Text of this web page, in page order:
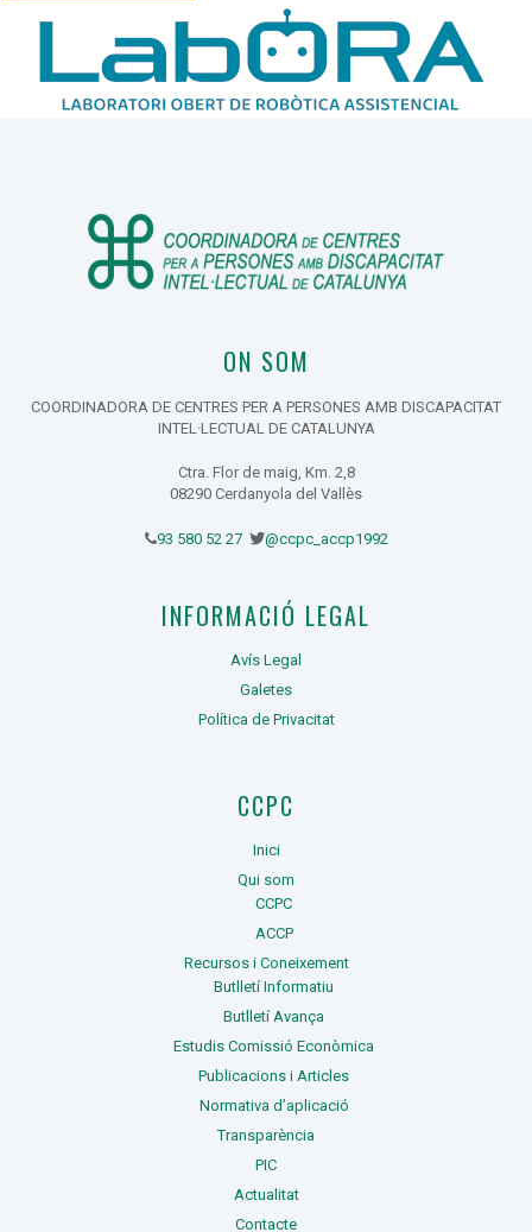
ON SOM
COORDINADORA DE CENTRES PER A PERSONES AMB DISCAPACITAT
INTEL·LECTUAL DE CATALUNYA
Ctra. Flor de maig, Km. 2,8
08290 Cerdanyola del Vallès
93 580 52 27 @ccpc_accp1992
INFORMACIÓ LEGAL
Avís Legal
Galetes
Política de Privacitat
CCPC
Inici
Qui som
CCPC
ACCP
Recursos i Coneixement
Butlletí Informatiu
Butlletí Avança
Estudis Comissió Econòmica
Publicacions i Articles
Normativa d’aplicació
Transparència
PIC
Actualitat
Contacte